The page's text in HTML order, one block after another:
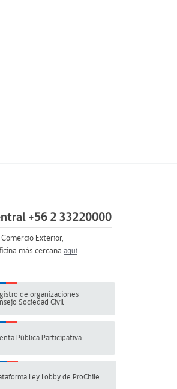
+56 2 33220000
Exterior,
más cercana aquí
de organizaciones
Sociedad Civil
Pública Participativa
Ley Lobby de ProChile